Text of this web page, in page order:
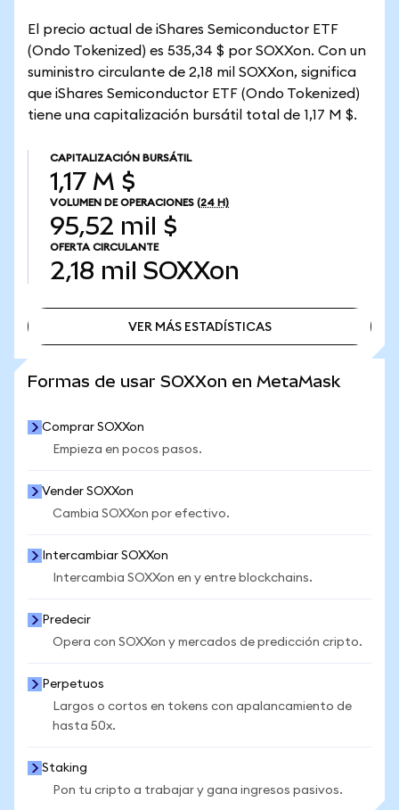
El precio actual de iShares Semiconductor ETF
(Ondo Tokenized) es 535,34 $ por SOXXon. Con un
suministro circulante de 2,18 mil SOXXon, significa
que iShares Semiconductor ETF (Ondo Tokenized)
tiene una capitalización bursátil total de 1,17 M $.
CAPITALIZACIÓN BURSÁTIL
1,17 M $
VOLUMEN DE OPERACIONES (24 H)
95,52 mil $
OFERTA CIRCULANTE
2,18 mil SOXXon
VER MÁS ESTADÍSTICAS
Formas de usar SOXXon en MetaMask
Comprar SOXXon
Empieza en pocos pasos.
Vender SOXXon
Cambia SOXXon por efectivo.
Intercambiar SOXXon
Intercambia SOXXon en y entre blockchains.
Predecir
Opera con SOXXon y mercados de predicción cripto.
Perpetuos
Largos o cortos en tokens con apalancamiento de
hasta 50x.
Staking
Pon tu cripto a trabajar y gana ingresos pasivos.